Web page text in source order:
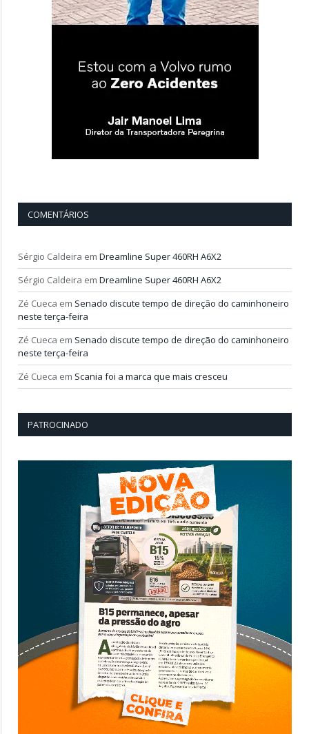
COMENTÁRIOS
Sérgio Caldeira em Dreamline Super 460RH A6X2
Sérgio Caldeira em Dreamline Super 460RH A6X2
Zé Cueca em Senado discute tempo de direção do caminhoneiro
neste terça-feira
Zé Cueca em Senado discute tempo de direção do caminhoneiro
neste terça-feira
Zé Cueca em Scania foi a marca que mais cresceu
PATROCINADO